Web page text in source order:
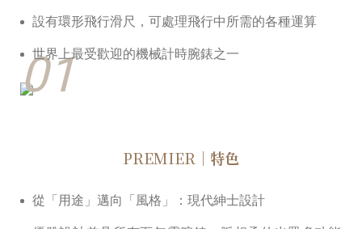
01
設有環形⾶⾏滑尺，可處理⾶⾏中所需的各種運算
世界上最受歡迎的機械計時腕錶之⼀
PREMIER ｜特色
從「⽤途」邁向「風格」：現代紳⼠設計